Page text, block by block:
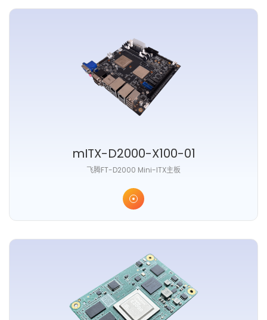
mITX-D2000-X100-01
⻜腾FT-D2000 Mini-ITX主板